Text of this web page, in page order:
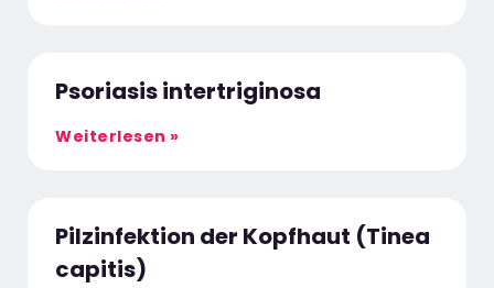
Psoriasis intertriginosa
Weiterlesen »
Pilzinfektion der Kopfhaut (Tinea
capitis)